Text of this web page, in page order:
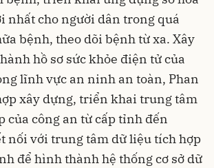
nhất cho người dân trong quá
bệnh, theo dõi bệnh từ xa. Xây
hồ sơ sức khỏe điện tử của
lĩnh vực an ninh an toàn, Phan
xây dựng, triển khai trung tâm
của công an từ cấp tỉnh đến
nối với trung tâm dữ liệu tích hợp
để hình thành hệ thống cơ sở dữ